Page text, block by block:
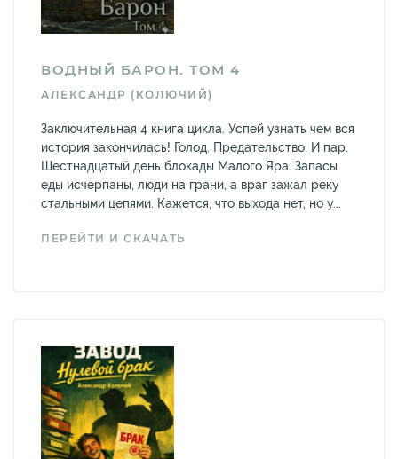
ВОДНЫЙ БАРОН. ТОМ 4
АЛЕКСАНДР (КОЛЮЧИЙ)
Заключительная 4 книга цикла. Успей узнать чем вся
история закончилась! Голод. Предательство. И пар.
Шестнадцатый день блокады Малого Яра. Запасы
еды исчерпаны, люди на грани, а враг зажал реку
стальными цепями. Кажется, что выхода нет, но у...
ПЕРЕЙТИ И СКАЧАТЬ